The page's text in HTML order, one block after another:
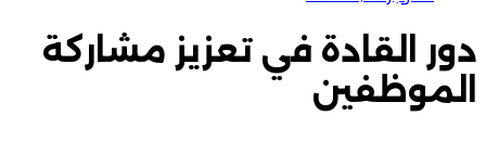
دور القادة في تعزيز مشاركة
الموظفين